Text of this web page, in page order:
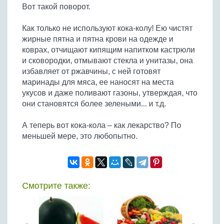
Вот такой поворот.
Как только не используют кока-колу! Ею чистят
жирные пятна и пятна крови на одежде и
коврах, отчищают кипящим напитком кастрюли
и сковородки, отмывают стекла и унитазы, она
избавляет от ржавчины, с ней готовят
маринады для мяса, ее наносят на места
укусов и даже поливают газоны, утверждая, что
они становятся более зелеными... и т.д.
А теперь вот кока-кола – как лекарство? По
меньшей мере, это любопытно.
Смотрите также: